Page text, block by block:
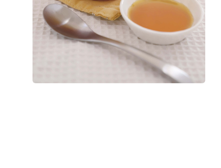
お知らせ
お問い合わせ